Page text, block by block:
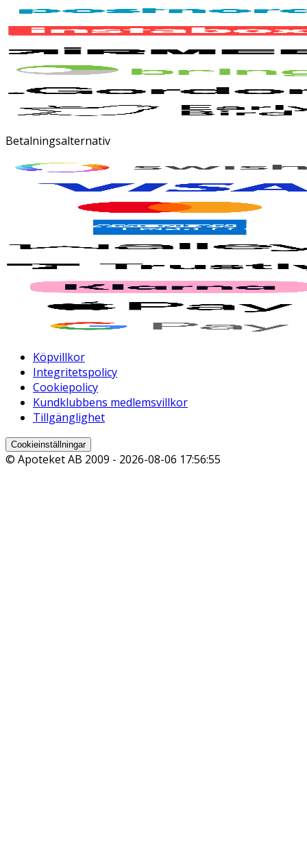
Betalningsalternativ
Köpvillkor
Integritetspolicy
Cookiepolicy
Kundklubbens medlemsvillkor
Tillgänglighet
Cookieinställningar
© Apoteket AB 2009 - 2026-08-06 17:56:55